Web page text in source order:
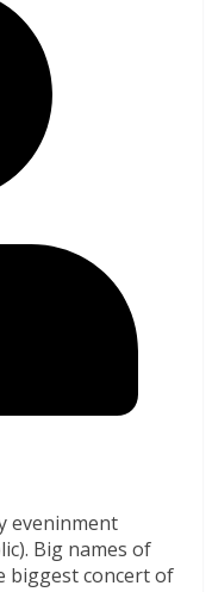
eveninment
Big names of
biggest concert of